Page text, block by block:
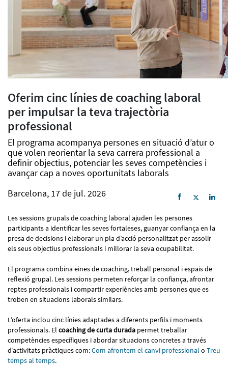
Oferim cinc línies de coaching laboral
per impulsar la teva trajectòria
professional
El programa acompanya persones en situació d’atur o
que volen reorientar la seva carrera professional a
definir objectius, potenciar les seves competències i
avançar cap a noves oportunitats laborals
Barcelona, 17 de jul. 2026
Les sessions grupals de coaching laboral ajuden les persones
participants a identificar les seves fortaleses, guanyar confiança en la
presa de decisions i elaborar un pla d’acció personalitzat per assolir
els seus objectius professionals i millorar la seva ocupabilitat.
El programa combina eines de coaching, treball personal i espais de
reflexió grupal. Les sessions permeten reforçar la confiança, afrontar
reptes professionals i compartir experiències amb persones que es
troben en situacions laborals similars.
L’oferta inclou cinc línies adaptades a diferents perfils i moments
professionals. El coaching de curta durada permet treballar
competències específiques i abordar situacions concretes a través
d’activitats pràctiques com:Com afrontem el canvi professional o Treu
temps al temps.